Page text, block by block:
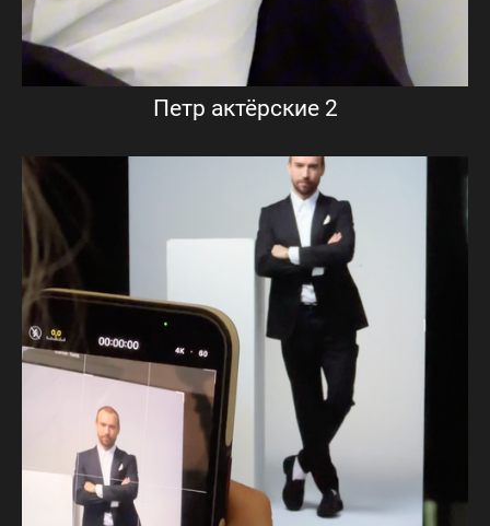
Петр актёрские 2